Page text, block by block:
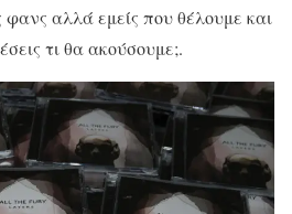
φανς αλλά εμείς που θέλουμε και
τι θα ακούσουμε;.